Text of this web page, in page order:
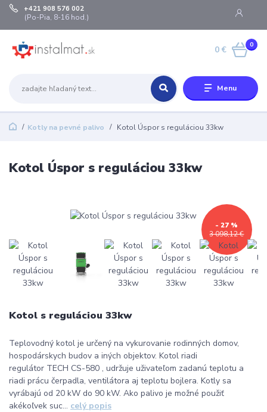
Menu
+421 908 576 002
(Po-Pia, 8-16 hod.)
0
0 €
Kotly na pevné palivo Kotol Úspor s reguláciou 33kw
Kotol Úspor s reguláciou 33kw
3 098,12 €
- 27 %
Kotol s reguláciou 33kw
Teplovodný kotol je určený na vykurovanie rodinných domov,
hospodárskych budov a iných objektov. Kotol riadi
regulátor TECH CS-580 , udržuje uživateľom zadanú teplotu a
riadi prácu čerpadla, ventilátora aj teplotu bojlera. Kotly sa
vyrábajú od 20 kW do 90 kW. Ako palivo je možné použiť
akékoľvek suc... celý popis